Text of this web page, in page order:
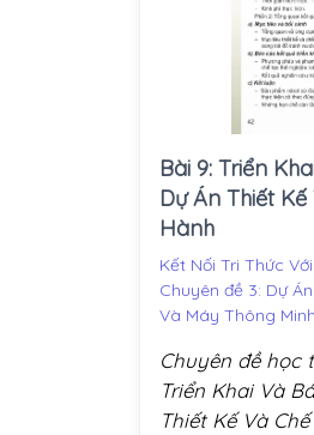
Bài 9: Triển
Dự Án Thiết
Hành
Kết Nối Tri Thức
Chuyên đề 3: Dự
Và Máy Thông Minh
Chuyên đề học
Triển Khai Và
Thiết Kế Và